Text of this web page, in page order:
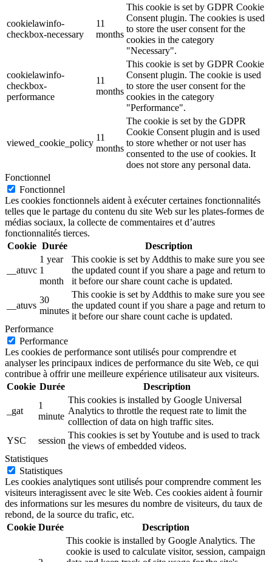
cookielawinfo-
checkbox-necessary
11
months
This cookie is set by GDPR Cookie
Consent plugin. The cookies is used
to store the user consent for the
cookies in the category
"Necessary".
cookielawinfo-
checkbox-
performance
11
months
This cookie is set by GDPR Cookie
Consent plugin. The cookie is used
to store the user consent for the
cookies in the category
"Performance".
viewed_cookie_policy
11
months
The cookie is set by the GDPR
Cookie Consent plugin and is used
to store whether or not user has
consented to the use of cookies. It
does not store any personal data.
Fonctionnel
Fonctionnel
Les cookies fonctionnels aident à exécuter certaines fonctionnalités
telles que le partage du contenu du site Web sur les plates-formes de
médias sociaux, la collecte de commentaires et d’autres
fonctionnalités tierces.
Cookie Durée Description
__atuvc
1 year
1
month
This cookie is set by Addthis to make sure you see
the updated count if you share a page and return to
it before our share count cache is updated.
__atuvs
30
minutes
This cookie is set by Addthis to make sure you see
the updated count if you share a page and return to
it before our share count cache is updated.
Performance
Performance
Les cookies de performance sont utilisés pour comprendre et
analyser les principaux indices de performance du site Web, ce qui
contribue à offrir une meilleure expérience utilisateur aux visiteurs.
Cookie Durée Description
_gat
1
minute
This cookies is installed by Google Universal
Analytics to throttle the request rate to limit the
colllection of data on high traffic sites.
YSC
session
This cookies is set by Youtube and is used to track
the views of embedded videos.
Statistiques
Statistiques
Les cookies analytiques sont utilisés pour comprendre comment les
visiteurs interagissent avec le site Web. Ces cookies aident à fournir
des informations sur les mesures du nombre de visiteurs, du taux de
rebond, de la source du trafic, etc.
Cookie Durée Description
This cookie is installed by Google Analytics. The
cookie is used to calculate visitor, session, campaign